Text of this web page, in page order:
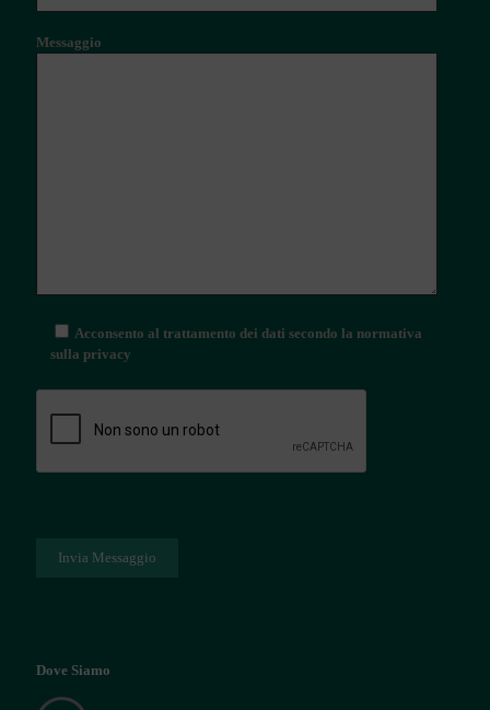
Messaggio
Acconsento al trattamento dei dati secondo la normativa
sulla privacy
Dove Siamo